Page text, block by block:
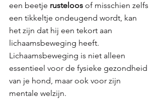
een beetje rusteloos of misschien zelfs
een tikkeltje ondeugend wordt, kan
het zijn dat hij een tekort aan
lichaamsbeweging heeft.
Lichaamsbeweging is niet alleen
essentieel voor de fysieke gezondheid
van je hond, maar ook voor zijn
mentale welzijn.